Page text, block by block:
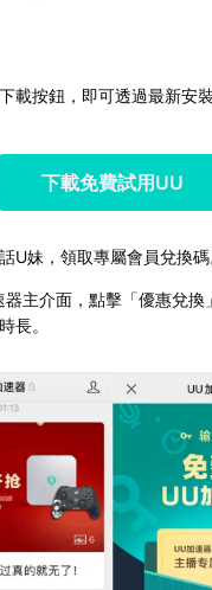
載按鈕，即可透過最新安
下載免費試用UU
U妹，領取專屬會員兌換碼
主介面，點擊「優惠兌換
長。